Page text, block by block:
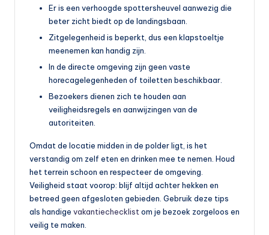
Er is een verhoogde spottersheuvel aanwezig die
beter zicht biedt op de landingsbaan.
Zitgelegenheid is beperkt, dus een klapstoeltje
meenemen kan handig zijn.
In de directe omgeving zijn geen vaste
horecagelegenheden of toiletten beschikbaar.
Bezoekers dienen zich te houden aan
veiligheidsregels en aanwijzingen van de
autoriteiten.
Omdat de locatie midden in de polder ligt, is het
verstandig om zelf eten en drinken mee te nemen. Houd
het terrein schoon en respecteer de omgeving.
Veiligheid staat voorop: blijf altijd achter hekken en
betreed geen afgesloten gebieden. Gebruik deze tips
als handige vakantiechecklist om je bezoek zorgeloos en
veilig te maken.